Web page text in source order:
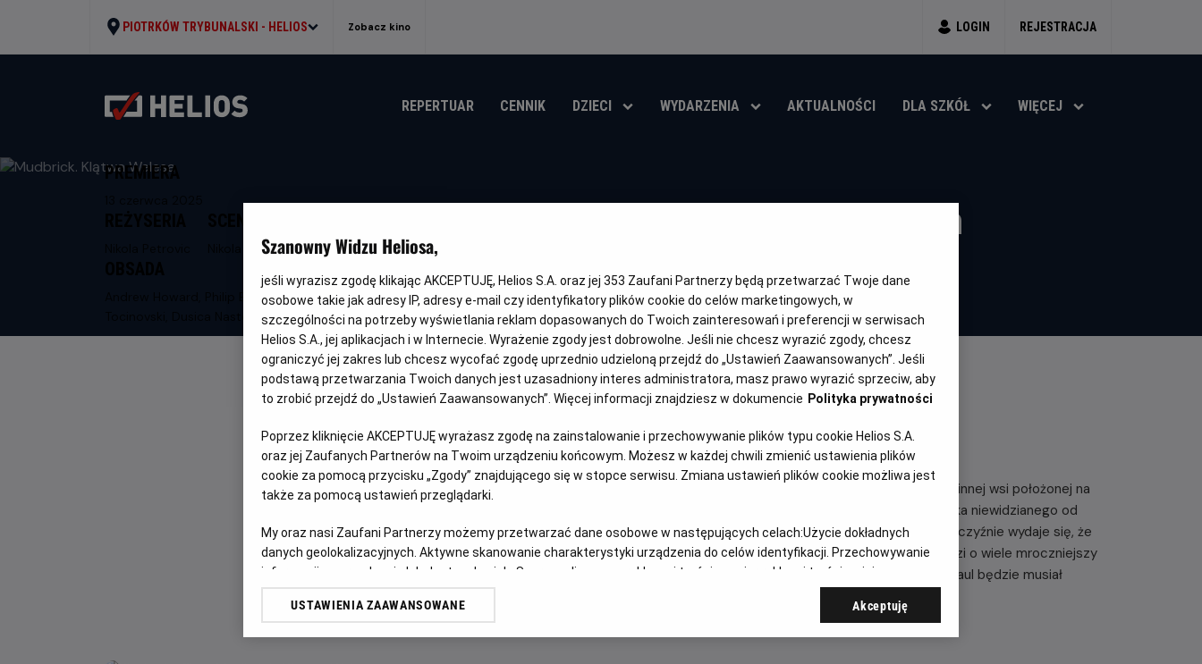
PIOTRKÓW TRYBUNALSKI - HELIOS Zobacz kino LOGIN REJESTRACJA
REPERTUAR CENNIK DZIECI WYDARZENIA AKTUALNOŚCI DLA SZKÓŁ WIĘCEJ
Mudbrick. Klątwa Welesa
tytuł
wiek
trwania
rok
produkcji
OBSERWUJ
PREMIERA
Nikola Petrovic
Andrew Howard, Philip Brodie, Kamka
Tocinovski, Dusica Nastova
NAPISY
OPIS FILMU
Paul, który większość życia spędził w Wielkiej Brytanii, wraca po śmierci ojca do rodzinnej wsi położonej na
rubieżach Serbii, by odziedziczyć pozostawiony mu niewielki dom. Na miejscu spotyka niewidzianego od
wielu lat brata, jego żonę i córkę. Rodzina nie wita jednak Paula z radością. Choć mężczyźnie wydaje się, że
powodem mogą być dawne rodzinne animozje, szybko orientuje się, że w grę wchodzi o wiele mroczniejszy
sekret – związany z lokalnym kultem skupionym wokół pradawnego bożka, Welesa. Paul będzie musiał
zmierzyć się nie tylko z niechęcią brata, ale też z niebezpieczną sektą
Szanowny Widzu Heliosa,
jeśli wyrazisz zgodę klikając AKCEPTUJĘ, Helios S.A. oraz jej 353 Zaufani Partnerzy będą przetwarzać Twoje dane
osobowe takie jak adresy IP, adresy e-mail czy identyfikatory plików cookie do celów marketingowych, w
szczególności na potrzeby wyświetlania reklam dopasowanych do Twoich zainteresowań i preferencji w serwisach
Helios S.A., jej aplikacjach i w Internecie. Wyrażenie zgody jest dobrowolne. Jeśli nie chcesz wyrazić zgody, chcesz
ograniczyć jej zakres lub chcesz wycofać zgodę uprzednio udzieloną przejdź do „Ustawień Zaawansowanych”. Jeśli
podstawą przetwarzania Twoich danych jest uzasadniony interes administratora, masz prawo wyrazić sprzeciw, aby
to zrobić przejdź do „Ustawień Zaawansowanych”. Więcej informacji znajdziesz w dokumencie Polityka prywatności
Poprzez kliknięcie AKCEPTUJĘ wyrażasz zgodę na zainstalowanie i przechowywanie plików typu cookie Helios S.A.
oraz jej Zaufanych Partnerów na Twoim urządzeniu końcowym. Możesz w każdej chwili zmienić ustawienia plików
cookie za pomocą przycisku „Zgody” znajdującego się w stopce serwisu. Zmiana ustawień plików cookie możliwa jest
także za pomocą ustawień przeglądarki.
My oraz nasi Zaufani Partnerzy możemy przetwarzać dane osobowe w następujących celach:Użycie dokładnych
danych geolokalizacyjnych. Aktywne skanowanie charakterystyki urządzenia do celów identyfikacji. Przechowywanie
informacji na urządzeniu lub dostęp do nich. Spersonalizowane reklamy i treści, pomiar reklam i treści, opinie
odbiorców i ulepszanie usług.
USTAWIENIA ZAAWANSOWANE Akceptuję